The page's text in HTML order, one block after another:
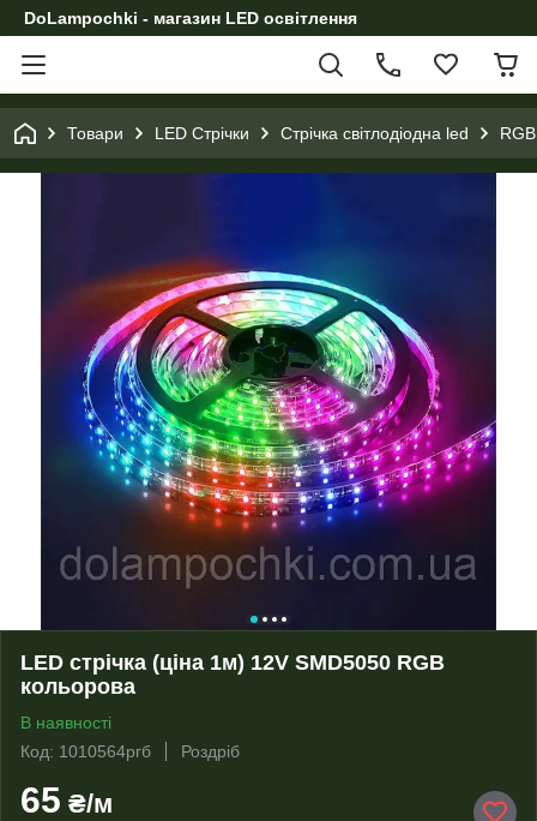
DoLampochki - магазин LED освітлення
Товари LED Стрічки Стрічка світлодіодна led
LED стрічка (ціна 1м) 12V SMD5050 RGB
кольорова
В наявності
Код: 1010564ргб
Роздріб
65 ₴/м